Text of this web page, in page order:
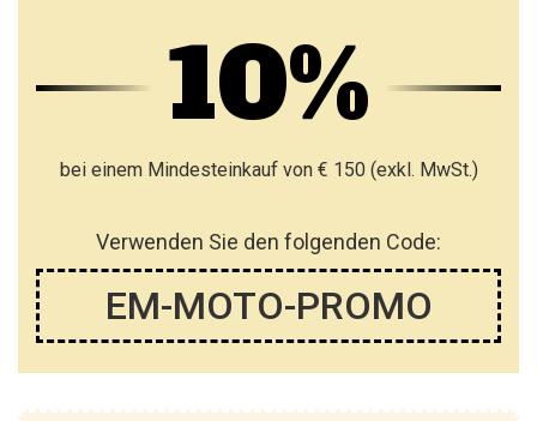
10%
bei einem Mindesteinkauf von € 150 (exkl. MwSt.)
Verwenden Sie den folgenden Code:
EM-MOTO-PROMO